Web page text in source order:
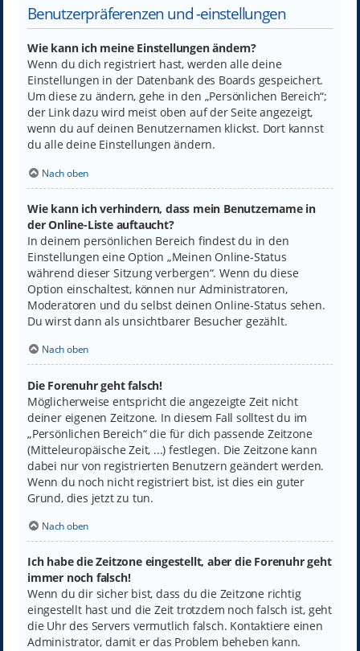
Benutzerpräferenzen und -einstellungen
Wie kann ich meine Einstellungen ändern?
Wenn du dich registriert hast, werden alle deine
Einstellungen in der Datenbank des Boards gespeichert.
Um diese zu ändern, gehe in den „Persönlichen Bereich“;
der Link dazu wird meist oben auf der Seite angezeigt,
wenn du auf deinen Benutzernamen klickst. Dort kannst
du alle deine Einstellungen ändern.
Nach oben
Wie kann ich verhindern, dass mein Benutzername in
der Online-Liste auftaucht?
In deinem persönlichen Bereich findest du in den
Einstellungen eine Option „Meinen Online-Status
während dieser Sitzung verbergen“. Wenn du diese
Option einschaltest, können nur Administratoren,
Moderatoren und du selbst deinen Online-Status sehen.
Du wirst dann als unsichtbarer Besucher gezählt.
Nach oben
Die Forenuhr geht falsch!
Möglicherweise entspricht die angezeigte Zeit nicht
deiner eigenen Zeitzone. In diesem Fall solltest du im
„Persönlichen Bereich“ die für dich passende Zeitzone
(Mitteleuropäische Zeit, ...) festlegen. Die Zeitzone kann
dabei nur von registrierten Benutzern geändert werden.
Wenn du noch nicht registriert bist, ist dies ein guter
Grund, dies jetzt zu tun.
Nach oben
Ich habe die Zeitzone eingestellt, aber die Forenuhr geht
immer noch falsch!
Wenn du dir sicher bist, dass du die Zeitzone richtig
eingestellt hast und die Zeit trotzdem noch falsch ist, geht
die Uhr des Servers vermutlich falsch. Kontaktiere einen
Administrator, damit er das Problem beheben kann.